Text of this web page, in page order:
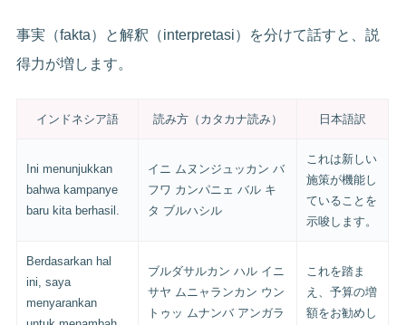
事実（fakta）と解釈（interpretasi）を分けて話すと、説
得力が増します。
インドネシア語 読み方（カタカナ読み） 日本語訳
Ini menunjukkan
bahwa kampanye
baru kita berhasil.
イニ ムヌンジュッカン バ
フワ カンパニェ バル キ
タ ブルハシル
これは新しい
施策が機能し
ていることを
示唆します。
Berdasarkan hal
ini, saya
menyarankan
ブルダサルカン ハル イニ
サヤ ムニャランカン ウン
トゥッ ムナンバ アンガラ
これを踏ま
え、予算の増
額をお勧めし